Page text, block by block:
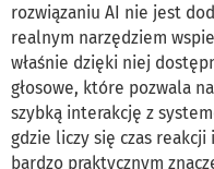
rozwiązaniu AI nie jest
realnym narzędziem
właśnie dzięki niej
głosowe, które pozwala
szybką interakcję z
gdzie liczy się czas
bardzo praktycznym